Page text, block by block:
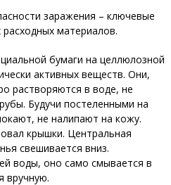
заражения – ключевые
материалов.
бумаги на целлюлозной
активных веществ. Они,
растворяются в воде, не
Будучи постеленными на
не налипают на кожу.
крышки. Центральная
свешивается вниз.
воды, оно само смывается в
вручную.